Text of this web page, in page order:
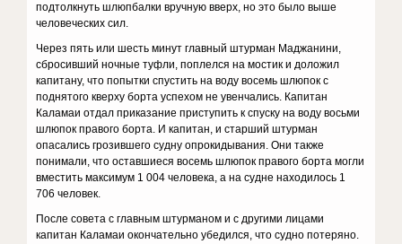
подтолкнуть шлюпбалки вручную вверх, но это было выше
человеческих сил.
Через пять или шесть минут главный штурман Маджанини,
сбросивший ночные туфли, поплелся на мостик и доложил
капитану, что попытки спустить на воду восемь шлюпок с
поднятого кверху борта успехом не увенчались. Капитан
Каламаи отдал приказание приступить к спуску на воду восьми
шлюпок правого борта. И капитан, и старший штурман
опасались грозившего судну опрокидывания. Они также
понимали, что оставшиеся восемь шлюпок правого борта могли
вместить максимум 1 004 человека, а на судне находилось 1
706 человек.
После совета с главным штурманом и с другими лицами
капитан Каламаи окончательно убедился, что судно потеряно.